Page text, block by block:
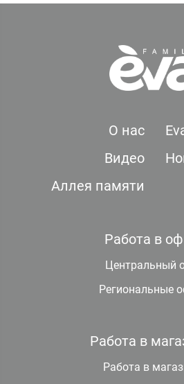
О нас
Видео
Аллея памяти
Работа в
Центральный
Региональные
Работа в
Работа в